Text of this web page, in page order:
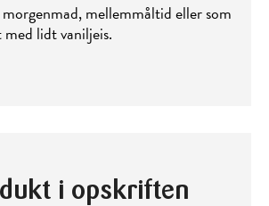
mellemmåltid eller som
med lidt vaniljeis.
i opskriften